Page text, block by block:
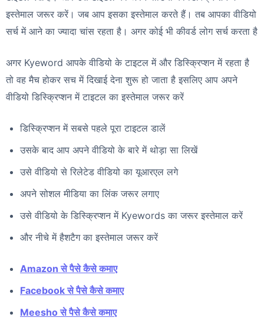
इस्तेमाल जरूर करें। जब आप इसका इस्तेमाल करते हैं। तब आपका वीडियो
सर्च में आने का ज्यादा चांस रहता है। अगर कोई भी कीवर्ड लोग सर्च करता है
अगर Kyeword आपके वीडियो के टाइटल में और डिस्क्रिप्शन में रहता है
तो वह मैच होकर सच में दिखाई देना शुरू हो जाता है इसलिए आप अपने
वीडियो डिस्क्रिप्शन में टाइटल का इस्तेमाल जरूर करें
डिस्क्रिप्शन में सबसे पहले पूरा टाइटल डालें
उसके बाद आप अपने वीडियो के बारे में थोड़ा सा लिखें
उसे वीडियो से रिलेटेड वीडियो का यूआरएल लगे
अपने सोशल मीडिया का लिंक जरूर लगाए
उसे वीडियो के डिस्क्रिप्शन में Kyewords का जरूर इस्तेमाल करें
और नीचे में हैशटैग का इस्तेमाल जरूर करें
Amazon से पैसे कैसे कमाए
Facebook से पैसे कैसे कमाए
Meesho से पैसे कैसे कमाए